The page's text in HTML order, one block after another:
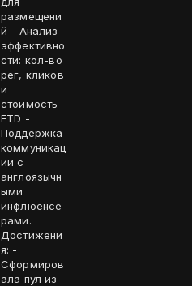
размещени
й - Анализ
эффективно
сти: кол-во
рег, кликов
и
стоимость
FTD -
Поддержка
коммуникац
ии с
англоязычн
ыми
инфлюенсе
рами.
Достижени
я: -
Сформиров
ала пул из